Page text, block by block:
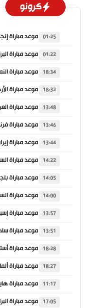
كرونو
01:25
01:22
18:34
18:32
13:48
13:46
13:44
14:22
14:05
14:00
13:57
13:51
18:28
18:27
11:17
17:05